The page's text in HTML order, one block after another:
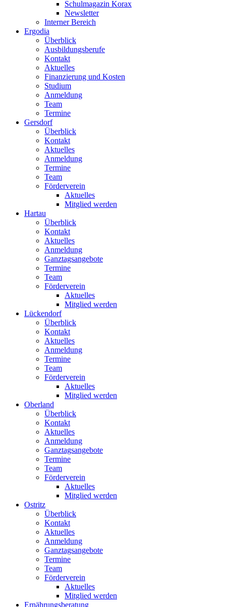
Schulmagazin Korax
Newsletter
Interner Bereich
Ergodia
Überblick
Ausbildungsberufe
Kontakt
Aktuelles
Finanzierung und Kosten
Studium
Anmeldung
Team
Termine
Gersdorf
Überblick
Kontakt
Aktuelles
Anmeldung
Termine
Team
Förderverein
Aktuelles
Mitglied werden
Hartau
Überblick
Kontakt
Aktuelles
Anmeldung
Ganztagsangebote
Termine
Team
Förderverein
Aktuelles
Mitglied werden
Lückendorf
Überblick
Kontakt
Aktuelles
Anmeldung
Termine
Team
Förderverein
Aktuelles
Mitglied werden
Oberland
Überblick
Kontakt
Aktuelles
Anmeldung
Ganztagsangebote
Termine
Team
Förderverein
Aktuelles
Mitglied werden
Ostritz
Überblick
Kontakt
Aktuelles
Anmeldung
Ganztagsangebote
Termine
Team
Förderverein
Aktuelles
Mitglied werden
Ernährungsberatung